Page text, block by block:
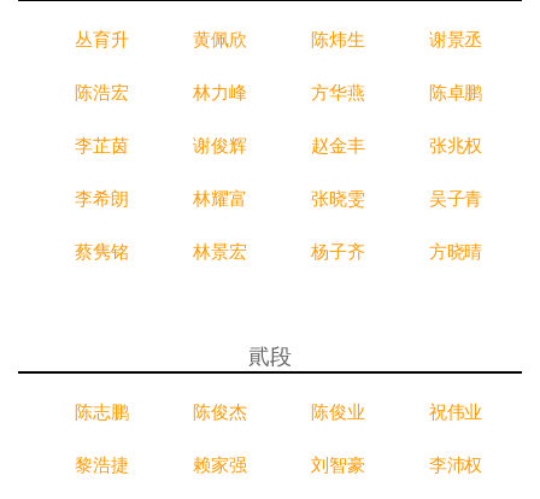
丛育升 黄佩欣 陈炜生 谢景丞
陈浩宏 林力峰 方华燕 陈卓鹏
李芷茵 谢俊辉 赵金丰 张兆权
李希朗 林耀富 张晓雯 吴子青
蔡隽铭 林景宏 杨子齐 方晓晴
貮段
陈志鹏 陈俊杰 陈俊业 祝伟业
黎浩捷 赖家强 刘智豪 李沛权